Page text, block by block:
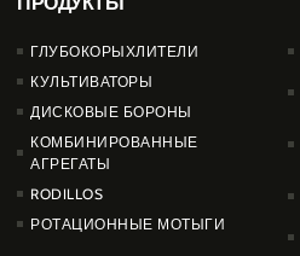
ГЛУБОКОРЫХЛИТЕЛИ
КУЛЬТИВАТОРЫ
ДИСКОВЫЕ БОРОНЫ
КОМБИНИРОВАННЫЕ
АГРЕГАТЫ
RODILLOS
РОТАЦИОННЫЕ МОТЫГИ